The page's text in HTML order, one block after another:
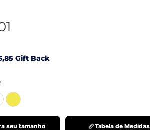
Gift Back
seu tamanho Tabela de Medidas